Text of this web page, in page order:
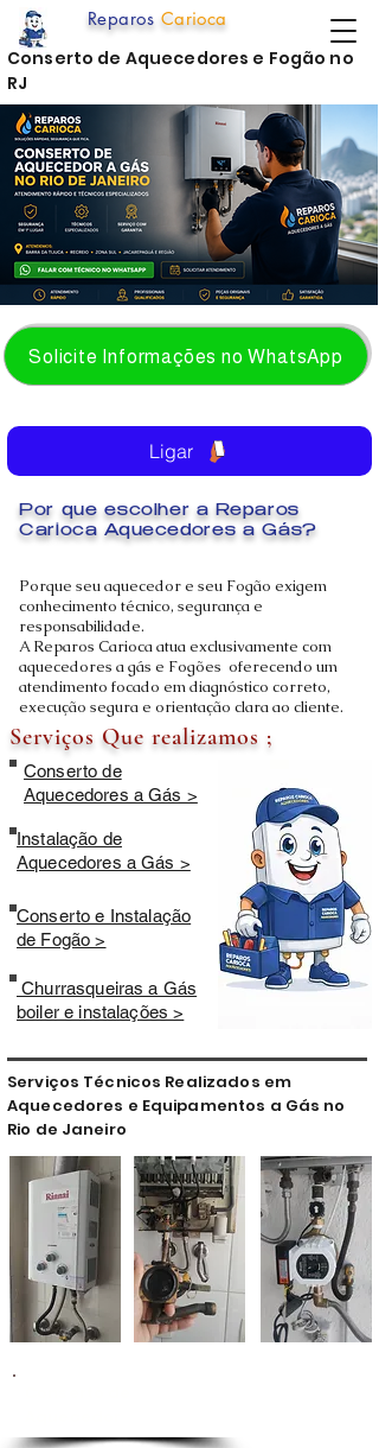
Solicite Informações no WhatsApp
Porque seu aquecedor e seu Fogão exigem
conhecimento técnico, segurança e
responsabilidade.
A Reparos Carioca atua exclusivamente com
aquecedores a gás e Fogões oferecendo um
atendimento focado em diagnóstico correto,
execução segura e orientação clara ao cliente.
Reparos Carioca
Por que escolher a Reparos
Carioca Aquecedores a Gás?
Serviços Que realizamos ;
Conserto de
Aquecedores a Gás >
Instalação de
Aquecedores a Gás >
Conserto e Instalação
de Fogão >
Churrasqueiras a Gás
boiler e instalações >
Ligar
Conserto de Aquecedores e Fogão no
RJ
Serviços Técnicos Realizados em
Aquecedores e Equipamentos a Gás no
Rio de Janeiro